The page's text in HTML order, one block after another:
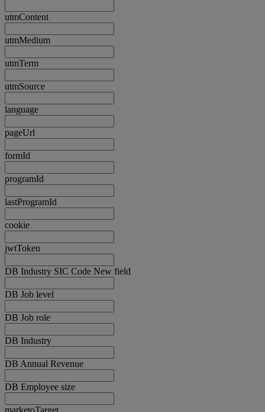
utmContent
utmMedium
utmTerm
utmSource
language
pageUrl
formId
programId
lastProgramId
cookie
jwtToken
DB Industry SIC Code New field
DB Job level
DB Job role
DB Industry
DB Annual Revenue
DB Employee size